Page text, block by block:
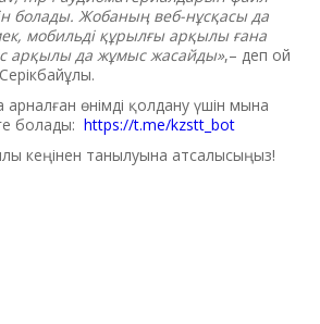
болады. Жобаның веб-нұсқасы да
мобильді құрылғы арқылы ғана
арқылы да жұмыс жасайды»,– деп ой
арналған өнімді қолдану үшін мына
болады: https://t.me/kzstt_bot
кеңінен танылуына атсалысыңыз!